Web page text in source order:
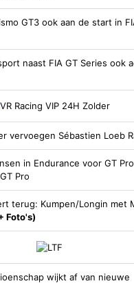
GT3 ook aan de start in
naast FIA GT Series ook
vervoegen Sébastien Loeb
in Endurance voor GT
Pro
terug: Kumpen/Longin met
Foto's)
wijkt af van nieuwe